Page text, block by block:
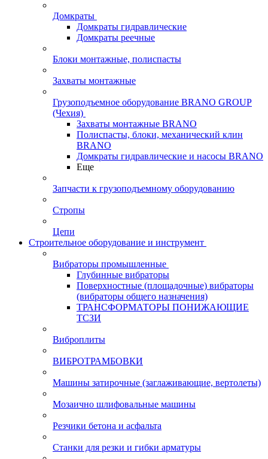
Домкраты
Домкраты гидравлические
Домкраты реечные
Блоки монтажные, полиспасты
Захваты монтажные
Грузоподъемное оборудование BRANO GROUP
(Чехия)
Захваты монтажные BRANO
Полиспасты, блоки, механический клин
BRANO
Домкраты гидравлические и насосы BRANO
Еще
Запчасти к грузоподъемному оборудованию
Стропы
Цепи
Строительное оборудование и инструмент
Вибраторы промышленные
Глубинные вибраторы
Поверхностные (площадочные) вибраторы
(вибраторы общего назначения)
ТРАНСФОРМАТОРЫ ПОНИЖАЮЩИЕ
ТСЗИ
Виброплиты
ВИБРОТРАМБОВКИ
Машины затирочные (заглаживающие, вертолеты)
Мозаично шлифовальные машины
Резчики бетона и асфальта
Станки для резки и гибки арматуры